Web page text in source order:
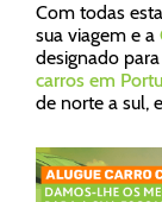
Com todas
sua viagem e a
designado
carros em
de norte a sul,